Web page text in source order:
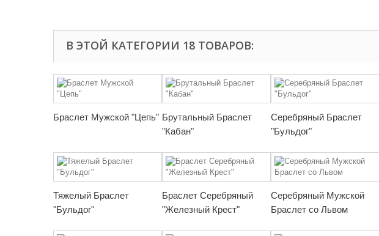
В ЭТОЙ КАТЕГОРИИ 18 ТОВАРОВ:
Браслет Мужской "Цепь" Брутальный Браслет
"Кабан"
Серебряный Браслет
"Бульдог"
Тяжелый Браслет
"Бульдог"
Браслет Серебряный
"Железный Крест"
Серебряный Мужской
Браслет со Львом